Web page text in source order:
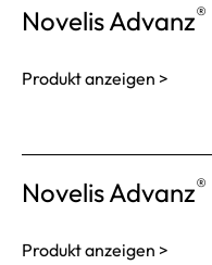
Novelis Advanz®
Produkt anzeigen >
Novelis Advanz®
Produkt anzeigen >